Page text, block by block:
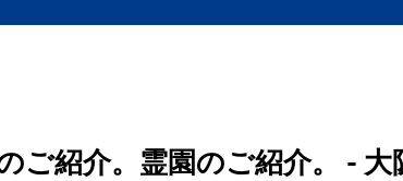
ご紹介。霊園のご紹介。 - 大